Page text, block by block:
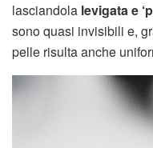
lasciandola levigata e
sono quasi invisibili e,
pelle risulta anche